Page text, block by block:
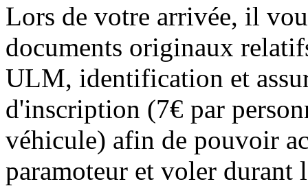
Lors de votre arrivée, il
documents originaux
ULM, identification et
d'inscription (7€ par
véhicule) afin de pouvoir
paramoteur et voler durant